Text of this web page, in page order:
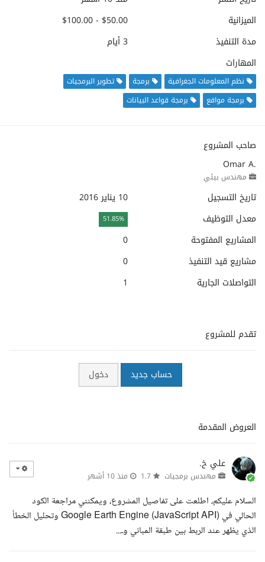
الميزانية
$50.00 - $100.00
مدة التنفيذ
3 أيام
المهارات
نظم المعلومات الجغرافية برمجة
تطوير البرمجيات
برمجة مواقع
برمجة قواعد البيانات
صاحب المشروع
Omar A.
مهندس بيئي
تاريخ التسجيل
10 يناير 2016
معدل التوظيف
51.85%
المشاريع المفتوحة
0
مشاريع قيد التنفيذ
0
التواصلات الجارية
1
تقدم للمشروع
حساب جديد دخول
العروض المقدمة
علي خ.
مهندس برمجيات منذ 10 أشهر
السلام عليكم، اطلعت على تفاصيل المشروع، ويمكنني مراجعة الكود
الحالي في Google Earth Engine (JavaScript API) وتحليل الخطأ
الذي يظهر عند الربط بين طبقة المباني وـ...